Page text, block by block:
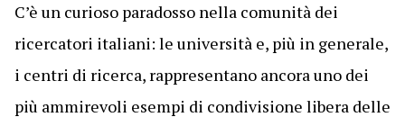
C’è un curioso paradosso nella comunità dei
ricercatori italiani: le università e, più in generale,
i centri di ricerca, rappresentano ancora uno dei
più ammirevoli esempi di condivisione libera delle